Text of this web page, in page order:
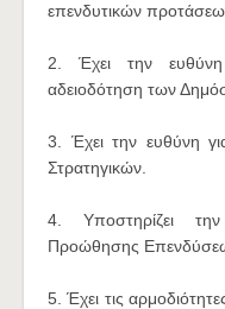
επενδυτικών
2. Έχει την
αδειοδότηση των
3. Έχει την ευθύνη
Στρατηγικών.
4. Υποστηρίζει
Προώθησης
5. Έχει τις